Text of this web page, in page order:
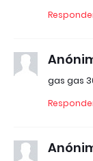
gas gas